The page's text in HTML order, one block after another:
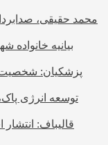
محمد حقیقی،
بیانیه خانواده
پزشکیان: شخصیت
توسعه انرژی
قالیباف: